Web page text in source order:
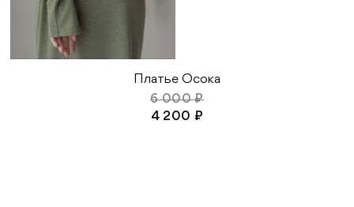
Платье Осока
6 000 ₽
4 200 ₽